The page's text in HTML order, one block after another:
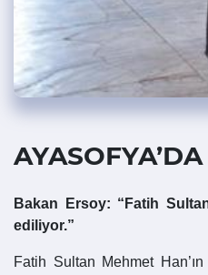
Bakan Ersoy: “Fatih
ediliyor.”
Fatih Sultan Mehmet